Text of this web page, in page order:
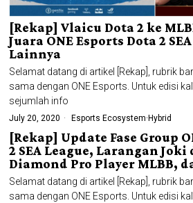
[Rekap] Vlaicu Dota 2 ke
Juara ONE Esports Dota 2
Lainnya
Selamat datang di artikel [Rekap], rubrik
sama dengan ONE Esports. Untuk edisi
sejumlah info
July 20, 2020 Esports Ecosystem·Hybrid
[Rekap] Update Fase Group
2 SEA League, Larangan Joki
Diamond Pro Player MLBB,
Selamat datang di artikel [Rekap], rubrik
sama dengan ONE Esports. Untuk edisi